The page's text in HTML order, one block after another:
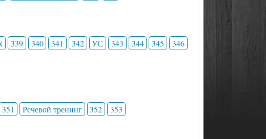
339 340 341 342 УС 343 344 345
346
351 Речевой тренинг 352
353